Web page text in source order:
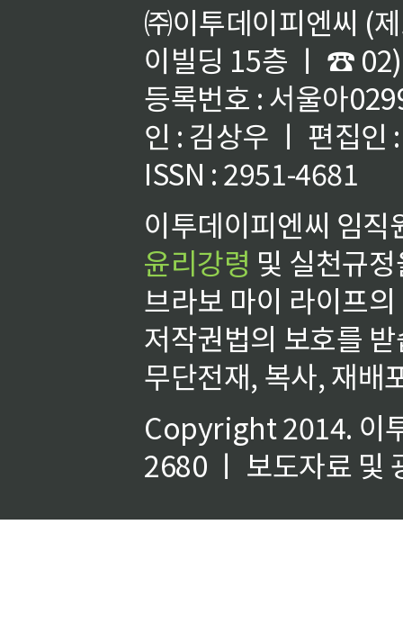
㈜이투데이피엔씨 (
이빌딩 15층 ㅣ ☎
등록번호 : 서울아
인 : 김상우 ㅣ 편집인
ISSN : 2951-4681
이투데이피엔씨 임
윤리강령 및 실천규
브라보 마이 라이프
저작권법의 보호를
무단전재, 복사, 재배
Copyright 2014. 이
2680 ㅣ 보도자료